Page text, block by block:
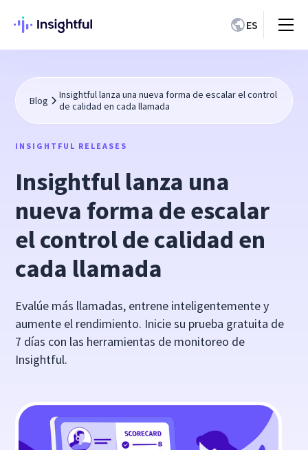
ES
Blog
Insightful lanza una nueva forma de escalar el control
de calidad en cada llamada
INSIGHTFUL RELEASES
Insightful lanza una
nueva forma de escalar
el control de calidad en
cada llamada
Evalúe más llamadas, entrene inteligentemente y
aumente el rendimiento. Inicie su prueba gratuita de
7 días con las herramientas de monitoreo de
Insightful.